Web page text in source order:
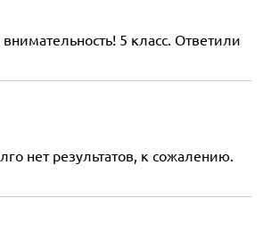
5 класс. Ответили
нет результатов, к сожалению.